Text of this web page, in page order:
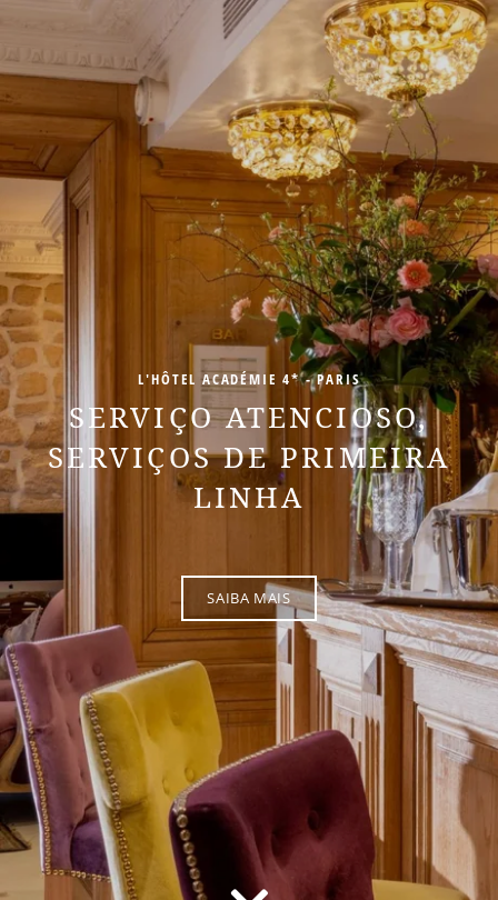
L'HÔTEL ACADÉMIE 4* - PARIS
SERVIÇO ATENCIOSO,
SERVIÇOS DE PRIMEIRA
LINHA
SAIBA MAIS